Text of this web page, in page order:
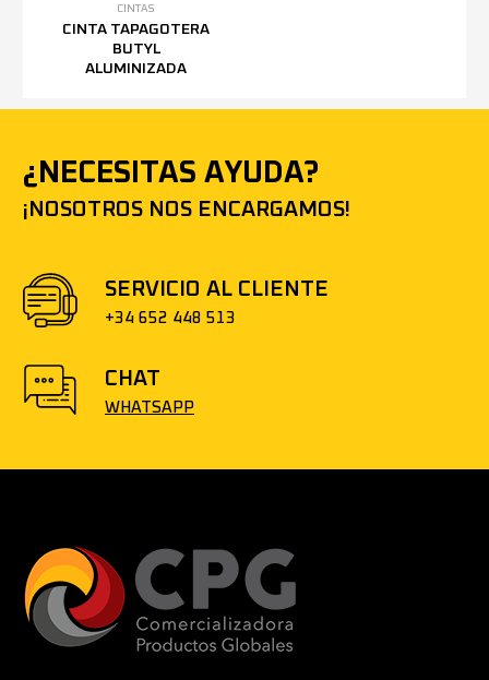
CINTAS
CINTA TAPAGOTERA
BUTYL
ALUMINIZADA
¿NECESITAS AYUDA?
¡NOSOTROS NOS ENCARGAMOS!
SERVICIO AL CLIENTE
+34 652 448 513
CHAT
WHATSAPP